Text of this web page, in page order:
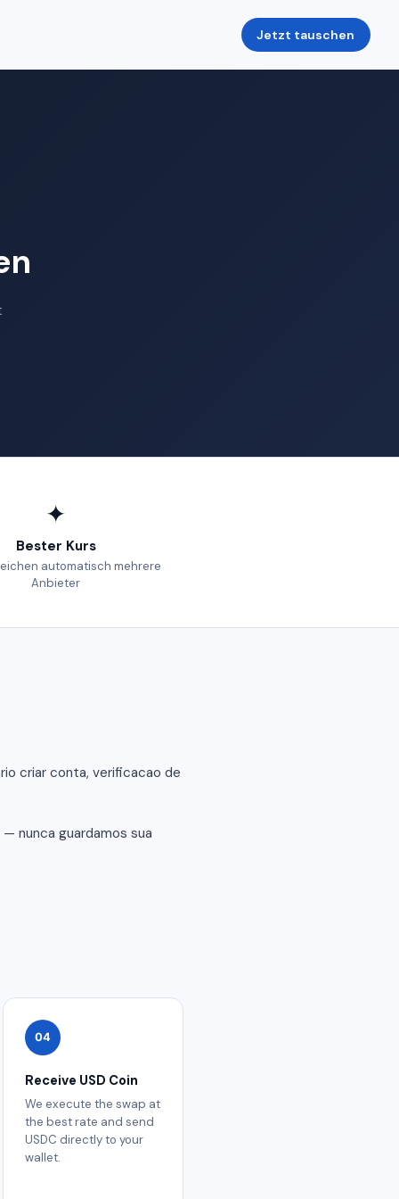
Jetzt tauschen
✦
Bester Kurs
automatisch mehrere
Anbieter
criar conta, verificacao de
nunca guardamos sua
04
Receive USD Coin
We execute the swap at
the best rate and send
USDC directly to your
wallet.